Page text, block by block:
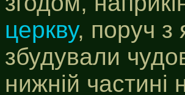
церкву, поруч з
збудували
нижній частині